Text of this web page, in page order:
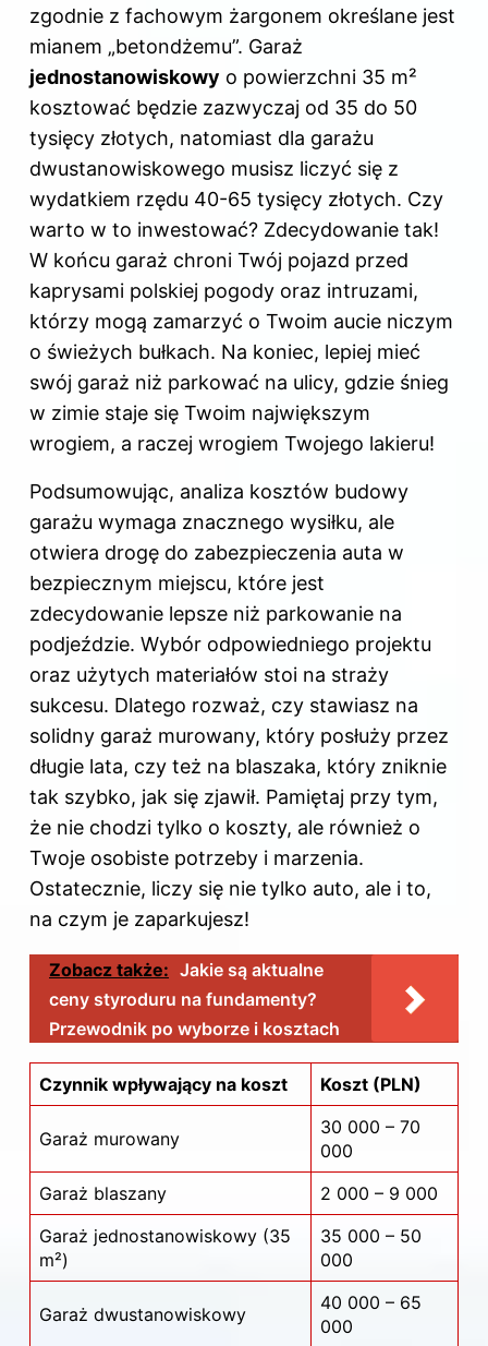
zgodnie z fachowym żargonem określane jest
mianem „betondżemu”. Garaż
jednostanowiskowy o powierzchni 35 m²
kosztować będzie zazwyczaj od 35 do 50
tysięcy złotych, natomiast dla garażu
dwustanowiskowego musisz liczyć się z
wydatkiem rzędu 40-65 tysięcy złotych. Czy
warto w to inwestować? Zdecydowanie tak!
W końcu garaż chroni Twój pojazd przed
kaprysami polskiej pogody oraz intruzami,
którzy mogą zamarzyć o Twoim aucie niczym
o świeżych bułkach. Na koniec, lepiej mieć
swój garaż niż parkować na ulicy, gdzie śnieg
w zimie staje się Twoim największym
wrogiem, a raczej wrogiem Twojego lakieru!
Podsumowując, analiza kosztów budowy
garażu wymaga znacznego wysiłku, ale
otwiera drogę do zabezpieczenia auta w
bezpiecznym miejscu, które jest
zdecydowanie lepsze niż parkowanie na
podjeździe. Wybór odpowiedniego projektu
oraz użytych materiałów stoi na straży
sukcesu. Dlatego rozważ, czy stawiasz na
solidny garaż murowany, który posłuży przez
długie lata, czy też na blaszaka, który zniknie
tak szybko, jak się zjawił. Pamiętaj przy tym,
że nie chodzi tylko o koszty, ale również o
Twoje osobiste potrzeby i marzenia.
Ostatecznie, liczy się nie tylko auto, ale i to,
na czym je zaparkujesz!
Zobacz także: Jakie są aktualne
ceny styroduru na fundamenty?
Przewodnik po wyborze i kosztach
Czynnik wpływający na koszt Koszt (PLN)
Garaż murowany
30 000 – 70
000
Garaż blaszany
2 000 – 9 000
Garaż jednostanowiskowy (35
m²)
35 000 – 50
000
Garaż dwustanowiskowy
40 000 – 65
000